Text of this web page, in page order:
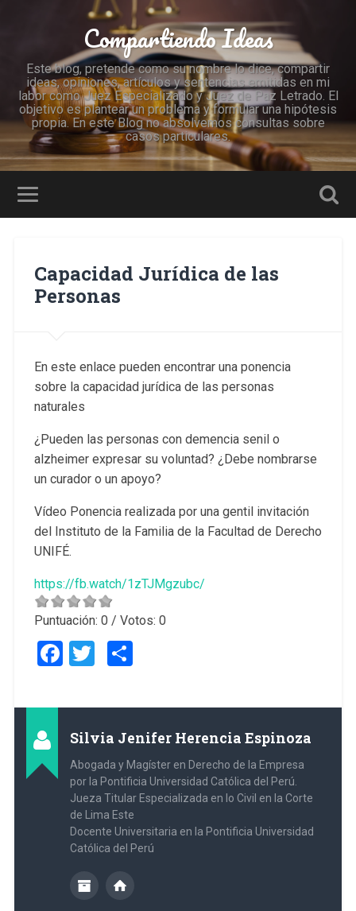
Compartiendo Ideas
Este blog, pretende como su nombre lo dice, compartir
ideas, opiniones, artículos y sentencias emitidas en mi
labor como Juez Especializado y Juez de Paz Letrado. El
objetivo es plantear un problema y formular una hipótesis
propia. En este Blog no absolvemos consultas sobre
casos particulares.
Capacidad Jurídica de las
Personas
En este enlace pueden encontrar una ponencia
sobre la capacidad jurídica de las personas
naturales
¿Pueden las personas con demencia senil o
alzheimer expresar su voluntad? ¿Debe nombrarse
un curador o un apoyo?
Vídeo Ponencia realizada por una gentil invitación
del Instituto de la Familia de la Facultad de Derecho
UNIFÉ.
https://fb.watch/1zTJMgzubc/
Puntuación: 0 / Votos: 0
Facebook
TwitterCompartir
Silvia Jenifer Herencia Espinoza
Abogada y Magíster en Derecho de la Empresa
por la Pontificia Universidad Católica del Perú.
Jueza Titular Especializada en lo Civil en la Corte
de Lima Este
Docente Universitaria en la Pontificia Universidad
Católica del Perú